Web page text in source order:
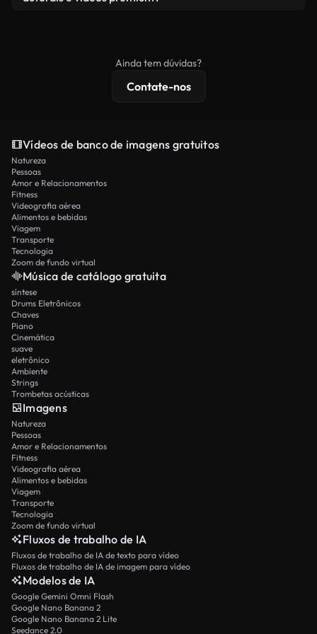
licenciamento estendidas.
Ainda tem dúvidas?
Contate-nos
Vídeos de banco de imagens gratuitos
Natureza
Pessoas
Amor e Relacionamentos
Fitness
Videografia aérea
Alimentos e bebidas
Viagem
Transporte
Tecnologia
Zoom de fundo virtual
Música de catálogo gratuita
síntese
Drums Eletrônicos
Chaves
Piano
Cinemática
suave
eletrônico
Ambiente
Strings
Trombetas acústicas
Imagens
Natureza
Pessoas
Amor e Relacionamentos
Fitness
Videografia aérea
Alimentos e bebidas
Viagem
Transporte
Tecnologia
Zoom de fundo virtual
Fluxos de trabalho de IA
Fluxos de trabalho de IA de texto para vídeo
Fluxos de trabalho de IA de imagem para vídeo
Modelos de IA
Google Gemini Omni Flash
Google Nano Banana 2
Google Nano Banana 2 Lite
Seedance 2.0